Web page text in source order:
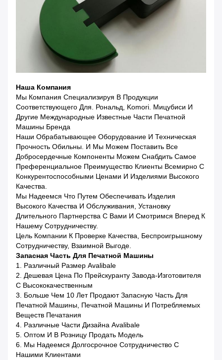
Наша Компания
Мы Компания Специализируя В Продукции
Соответствующего Для. Рональд, Komori. Мицубиси И
Другие Международные Известные Части Печатной
Машины Бренда
Наши Обрабатывающее Оборудование И Техническая
Прочность Обильны. И Мы Можем Поставить Все
Добросердечные Компоненты Можем Снабдить Самое
Преференциальное Преимущество Клиенты Всемирно С
Конкурентоспособными Ценами И Изделиями Высокого
Качества.
Мы Надеемся Что Путем Обеспечивать Изделия
Высокого Качества И Обслуживания, Установку
Длительного Партнерства С Вами И Смотримся Вперед К
Нашему Сотрудничеству.
Цель Компании К Проверке Качества, Беспроигрышному
Сотрудничеству, Взаимной Выгоде.
Запасная Часть Для Печатной Машины
1. Различный Размер Avalibale
2. Дешевая Цена По Прейскуранту Завода-Изготовителя
С Высококачественным
3. Больше Чем 10 Лет Продают Запасную Часть Для
Печатной Машины, Печатной Машины И Потребляемых
Веществ Печатания
4. Различные Части Дизайна Avalibale
5. Оптом И В Розницу Продать Модель
6. Мы Надеемся Долгосрочное Сотрудничество С
Нашими Клиентами